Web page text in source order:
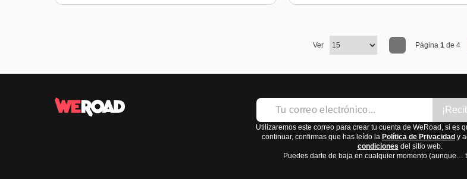
Ver Página 1 de 4
Utilizaremos este correo para crear tu cuenta de WeRoad, si es
continuar, confirmas que has leído la Política de Privacidad y
condiciones del sitio web.
Puedes darte de baja en cualquier momento (aunque…